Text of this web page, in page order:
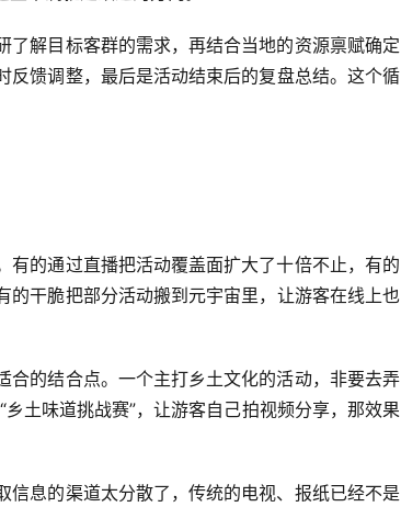
解目标客群的需求，再结合当地的资源禀赋确定
馈调整，最后是活动结束后的复盘总结。这个循
的通过直播把活动覆盖面扩大了十倍不止，有的
干脆把部分活动搬到元宇宙里，让游客在线上也
合的结合点。一个主打乡土文化的活动，非要去弄
土味道挑战赛”，让游客自己拍视频分享，那效果
息的渠道太分散了，传统的电视、报纸已经不是